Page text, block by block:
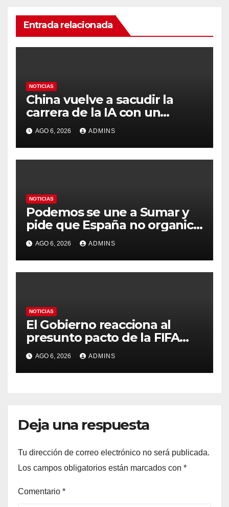
Entrada relacionada
NOTICIAS
China vuelve a sacudir la
carrera de la IA con un
modelo capaz de trabajar
durante días sin intervención
humana
AGO 6, 2026 ADMINS
NOTICIAS
Podemos se une a Sumar y
pide que España no organice
el Mundial 2030 con
Marruecos por «atentar
contra la soberanía nacional»
AGO 6, 2026 ADMINS
NOTICIAS
El Gobierno reacciona al
presunto pacto de la FIFA
con Marruecos para acoger
la final del Mundial 2030:
«Tiene que ser en España»
AGO 6, 2026 ADMINS
Deja una respuesta
Tu dirección de correo electrónico no será publicada.
Los campos obligatorios están marcados con *
Comentario *